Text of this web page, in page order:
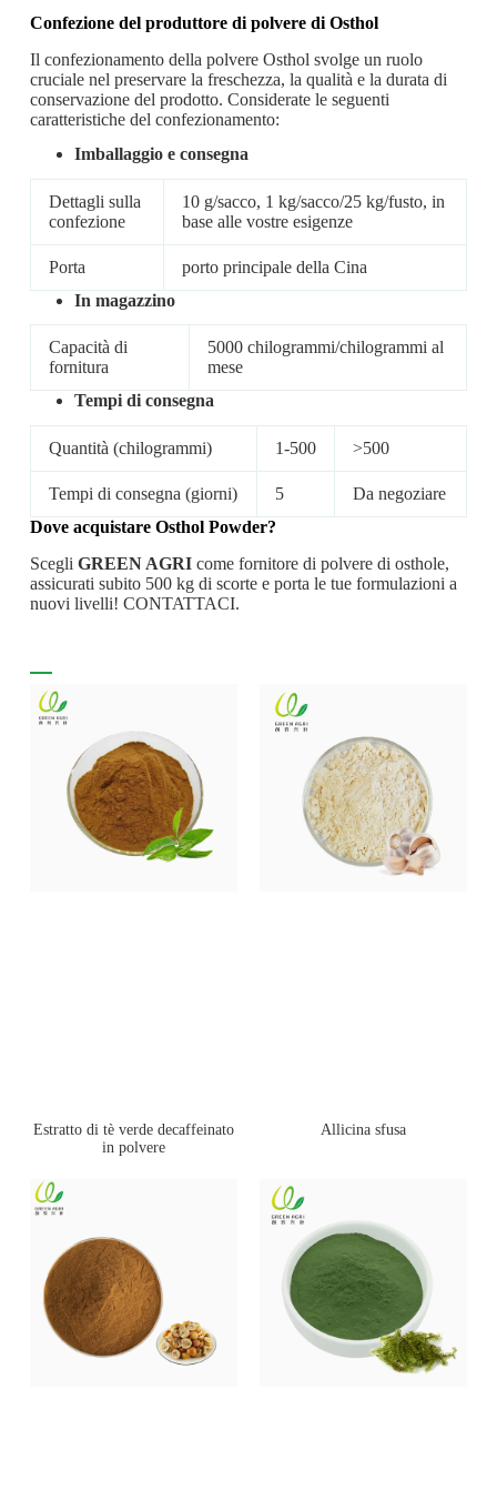
Confezione del produttore di polvere di Osthol
Il confezionamento della polvere Osthol svolge un ruolo
cruciale nel preservare la freschezza, la qualità e la durata di
conservazione del prodotto. Considerate le seguenti
caratteristiche del confezionamento:
Imballaggio e consegna
Dettagli sulla
confezione
10 g/sacco, 1 kg/sacco/25 kg/fusto, in
base alle vostre esigenze
Porta
porto principale della Cina
In magazzino
Capacità di
fornitura
5000 chilogrammi/chilogrammi al
mese
Tempi di consegna
Quantità (chilogrammi) 1-500 >500
Tempi di consegna (giorni) 5
Da negoziare
Dove acquistareOsthol Powder?
Scegli GREEN AGRIcome fornitore di polvere di osthole,
assicurati subito 500 kg di scorte e porta le tue formulazioni a
nuovi livelli! CONTATTACI.
Estratto di tè verde decaffeinato
in polvere
Allicina sfusa